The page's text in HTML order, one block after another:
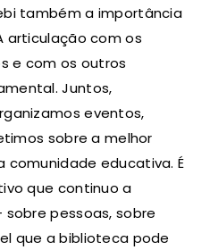
também a importância
articulação com os
e com os outros
Juntos,
eventos,
sobre a melhor
educativa. É
que continuo a
pessoas, sobre
que a biblioteca pode